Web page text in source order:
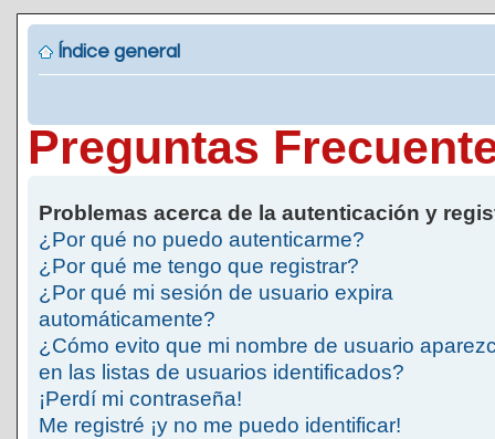
Índice general
Preguntas
Problemas acerca de la autenticación y
¿Por qué no puedo autenticarme?
¿Por qué me tengo que registrar?
¿Por qué mi sesión de usuario expira
automáticamente?
¿Cómo evito que mi nombre de usuario
en las listas de usuarios identificados?
¡Perdí mi contraseña!
Me registré ¡y no me puedo identificar!